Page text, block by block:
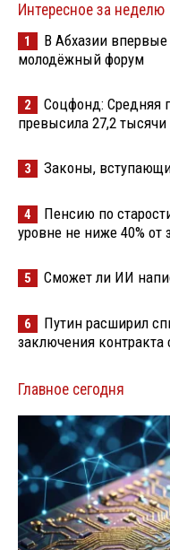
Интересное за неделю
1
В Абхазии
молодёжный форум
2
Соцфонд: Средняя
превысила 27,2 тысячи
3 Законы,
4
Пенсию по
уровне не ниже 40% от
5 Сможет ли ИИ
6
Путин расширил
заключения
Главное сегодня